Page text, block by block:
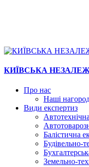
КИЇВСЬКА
Про нас
Наші
Види експертиз
Балістична
Будівельно-
Земельно-